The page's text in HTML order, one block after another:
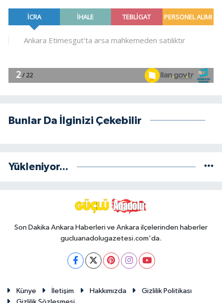
Bunlar Da İlginizi Çekebilir
Yükleniyor...
Son Dakika Ankara Haberleri ve Ankara ilçelerinden haberler
gucluanadolugazetesi.com'da.
Künye İletişim Hakkımızda
Gizlilik Politikası